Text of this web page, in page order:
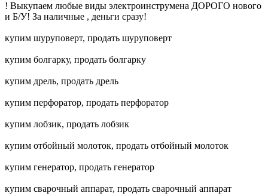
! Выкупаем любые виды электроинструмена ДОРОГО нового
и Б/У! За наличные , деньги сразу!
купим шуруповерт, продать шуруповерт
купим болгарку, продать болгарку
купим дрель, продать дрель
купим перфоратор, продать перфоратор
купим лобзик, продать лобзик
купим отбойный молоток, продать отбойный молоток
купим генератор, продать генератор
купим сварочный аппарат, продать сварочный аппарат